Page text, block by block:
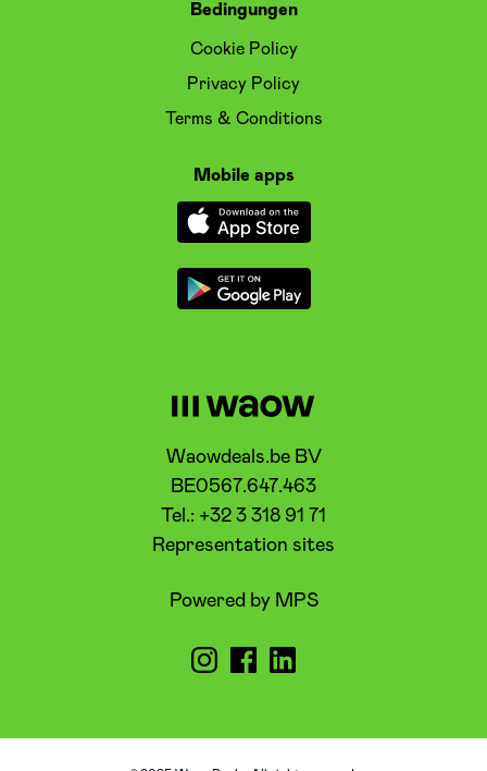
Waowdeals.be BV
BE0567.647.463
Tel.: +32 3 318 91 71
Representation sites
Powered by MPS
Bedingungen
Cookie Policy
Privacy Policy
Terms & Conditions
Mobile apps